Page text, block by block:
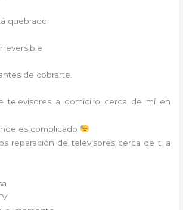
quebrado
de cobrarte.
televisores a domicilio cerca de mí en
es complicado
reparación de televisores cerca de ti a